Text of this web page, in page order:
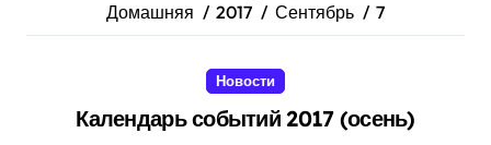
Домашняя 2017 Сентябрь 7
Новости
Календарь событий 2017 (осень)